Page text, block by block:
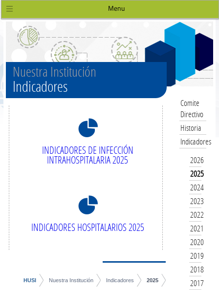
Menu
Nuestra Institución
Indicadores
8
INDICADORES DE INFECCIÓN
INTRAHOSPITALARIA 2025
8
INDICADORES HOSPITALARIOS 2025
HUSI Nuestra Institución Indicadores 2025
Comite
Directivo
Historia
Indicadores
2026
2025
2024
2023
2022
2021
2020
2019
2018
2017